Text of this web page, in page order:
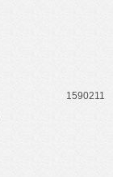
1590211